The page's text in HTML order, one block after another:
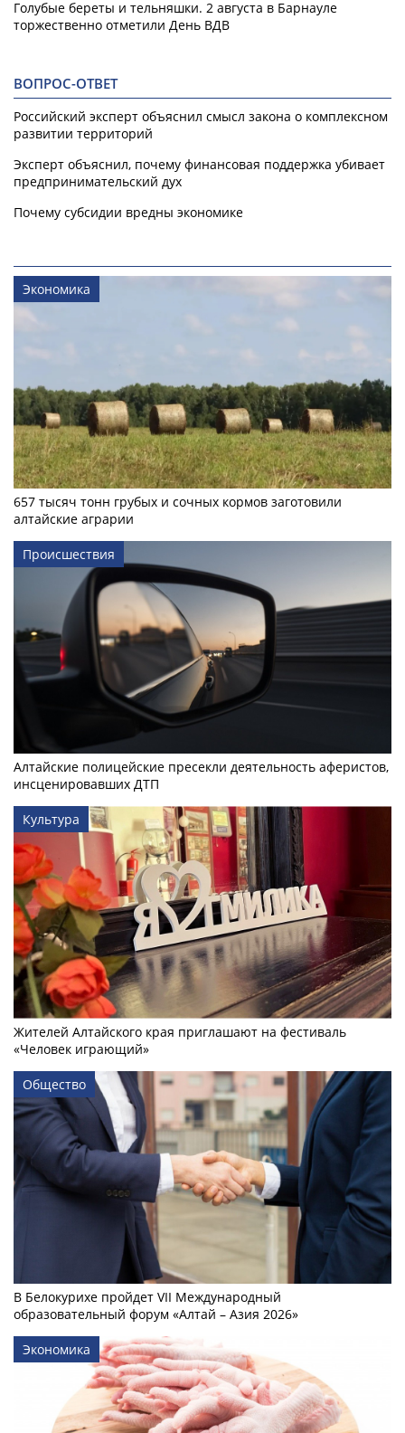
Голубые береты и тельняшки. 2 августа в Барнауле
торжественно отметили День ВДВ
ВОПРОС-ОТВЕТ
Российский эксперт объяснил смысл закона о комплексном
развитии территорий
Эксперт объяснил, почему финансовая поддержка убивает
предпринимательский дух
Почему субсидии вредны экономике
Экономика
657 тысяч тонн грубых и сочных кормов заготовили
алтайские аграрии
Происшествия
Алтайские полицейские пресекли деятельность аферистов,
инсценировавших ДТП
Культура
Жителей Алтайского края приглашают на фестиваль
«Человек играющий»
Общество
В Белокурихе пройдет VII Международный
образовательный форум «Алтай – Азия 2026»
Экономика